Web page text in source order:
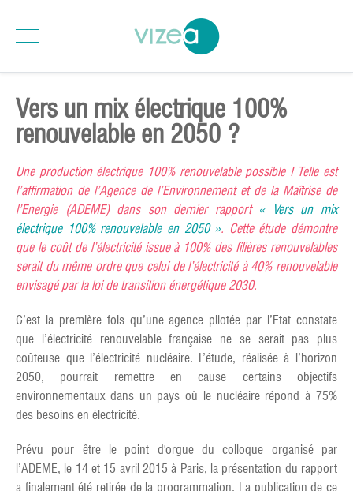
Vers un mix électrique 100%
renouvelable en 2050 ?
Une production électrique 100% renouvelable possible ! Telle est
l’affirmation de l’Agence de l’Environnement et de la Maîtrise de
l’Energie (ADEME) dans son dernier rapport « Vers un mix
électrique 100% renouvelable en 2050 ». Cette étude démontre
que le coût de l’électricité issue à 100% des filières renouvelables
serait du même ordre que celui de l’électricité à 40% renouvelable
envisagé par la loi de transition énergétique 2030.
C’est la première fois qu’une agence pilotée par l’Etat constate
que l’électricité renouvelable française ne se serait pas plus
coûteuse que l’électricité nucléaire. L’étude, réalisée à l’horizon
2050, pourrait remettre en cause certains objectifs
environnementaux dans un pays où le nucléaire répond à 75%
des besoins en électricité.
Prévu pour être le point d'orgue du colloque organisé par
l’ADEME, le 14 et 15 avril 2015 à Paris, la présentation du rapport
a finalement été retirée de la programmation. La publication de ce